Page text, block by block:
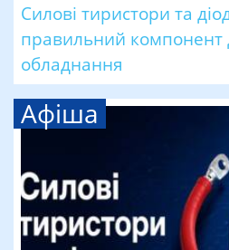
Силові тиристори та
правильний компонент
обладнання
Афіша